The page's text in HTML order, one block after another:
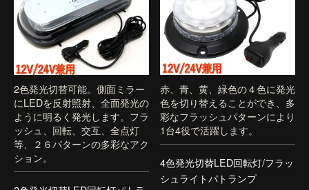
2色発光切替可能。側面ミラー
にLEDを反射照射、全面発光の
ように明るく発光します。フラ
ッシュ、回転、交互、全点灯
等、２６パターンの多彩なアク
ション。
赤、青、黄、緑色の４色に発光
色を切り替えることができ、多
彩なフラッシュパターンにより
1台4役で活躍します。
4色発光切替LED回転灯/フラッ
シュライトパトランプ